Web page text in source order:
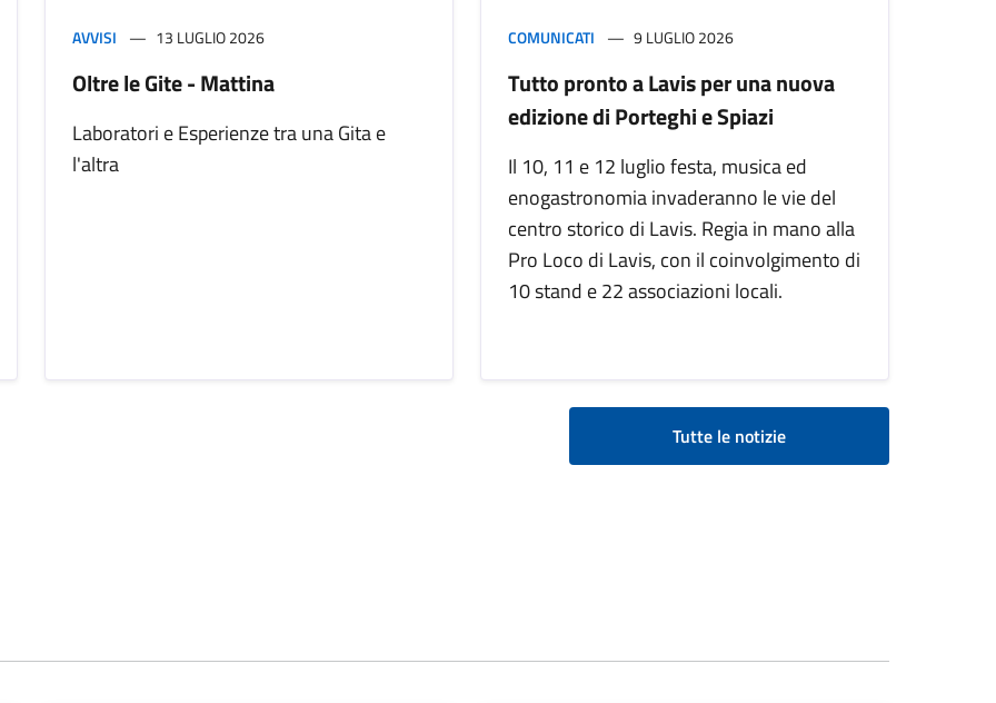
AVVISI 13 LUGLIO 2026
Oltre le Gite - Mattina
Laboratori e Esperienze tra una Gita e
l'altra
COMUNICATI 9 LUGLIO 2026
Tutto pronto a Lavis per una nuova
edizione di Porteghi e Spiazi
Il 10, 11 e 12 luglio festa, musica ed
enogastronomia invaderanno le vie del
centro storico di Lavis. Regia in mano alla
Pro Loco di Lavis, con il coinvolgimento di
10 stand e 22 associazioni locali.
Tutte le notizie